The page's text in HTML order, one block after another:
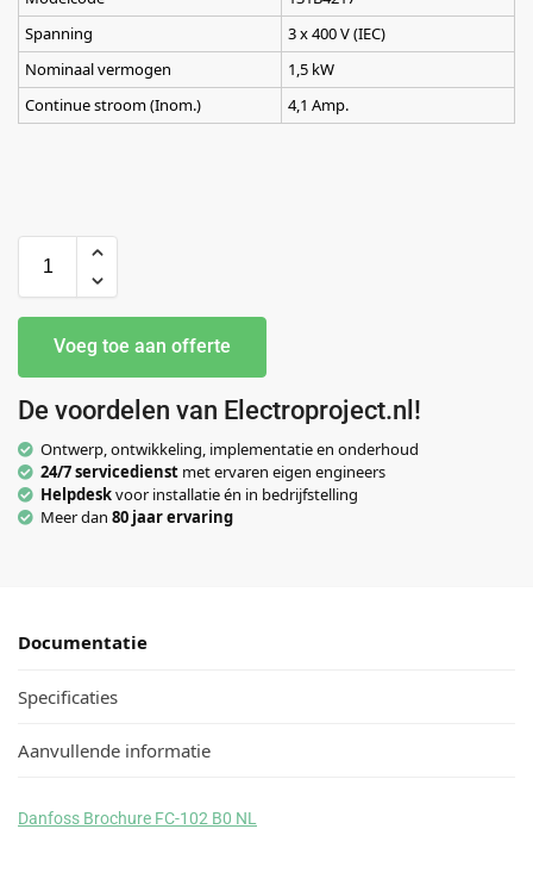
Spanning
3 x 400 V (IEC)
Nominaal vermogen
1,5 kW
Continue stroom (Inom.)
4,1 Amp.
Voeg toe aan offerte
De voordelen van Electroproject.nl!
Ontwerp, ontwikkeling, implementatie en onderhoud
24/7 servicedienst met ervaren eigen engineers
Helpdeskvoor installatie én in bedrijfstelling
Meer dan 80 jaar ervaring
Documentatie
Specificaties
Aanvullende informatie
Danfoss Brochure FC-102 B0 NL